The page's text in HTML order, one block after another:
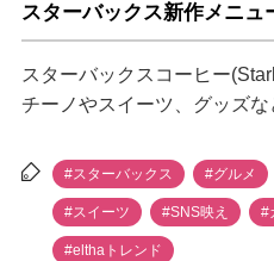
スターバックス新作メニュ
スターバックスコーヒー
チーノやスイーツ、グッズな
#スターバックス #グルメ
#スイーツ #SNS映え #
#elthaトレンド